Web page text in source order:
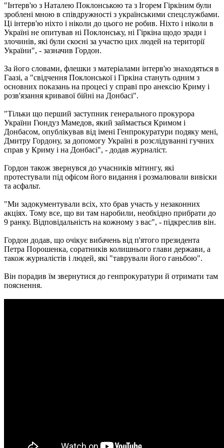
"Інтерв'ю з Наталею Поклонською та з Ігорем Гіркіним були
зроблені мною в співдружності з українськими спецслужбами.
Ці інтерв'ю ніхто і ніколи до цього не робив. Ніхто і ніколи в
Україні не опитував ні Поклонську, ні Гіркіна щодо зради і
злочинів, які були скоєні за участю цих людей на території
України", - зазначив Гордон.
За його словами, флешки з матеріалами інтерв'ю знаходяться в
Гаазі, а "свідчення Поклонської і Гіркіна стануть одним з
основних показань на процесі у справі про анексію Криму і
розв'язання кривавої бійні на Донбасі".
"Тільки що перший заступник генерального прокурора
України Гюндуз Мамедов, який займається Кримом і
Донбасом, опублікував від імені Генпрокуратури подяку мені,
Дмитру Гордону, за допомогу Україні в розслідуванні гучних
справ у Криму і на Донбасі", - додав журналіст.
Гордон також звернувся до учасників мітингу, які
протестували під офісом його видання і розмалювали вивіски
та асфальт.
"Ми задокументували всіх, хто брав участь у незаконних
акціях. Тому все, що ви там наробили, необхідно прибрати до
9 ранку. Відповідальність на кожному з вас", - підкреслив він.
Гордон додав, що очікує вибачень від п'ятого президента
Петра Порошенка, соратників колишнього глави держави, а
також журналістів і людей, які "таврували його ганьбою".
Він порадив їм звернутися до генпрокуратури й отримати там
пояснення.